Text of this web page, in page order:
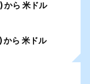
ら 米ドル
ら 米ドル